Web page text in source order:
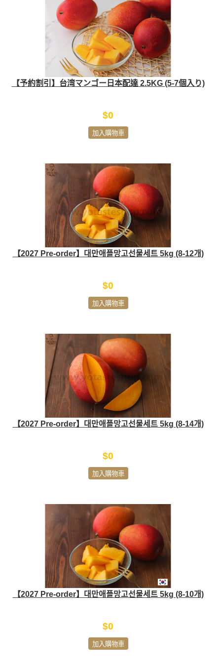
【予約割引】台湾マンゴー日本配達 2.5KG (5-7個入り)
$0
加入購物車
【2027 Pre-order】대만애플망고선물세트 5kg (8-12개)
$0
加入購物車
【2027 Pre-order】대만애플망고선물세트 5kg (8-14개)
$0
加入購物車
【2027 Pre-order】대만애플망고선물세트 5kg (8-10개)
$0
加入購物車